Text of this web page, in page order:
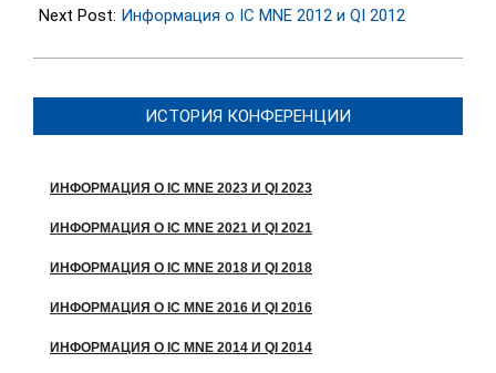
24
Next Post: Информация о IC MNE 2012 и QI 2012
ИСТОРИЯ КОНФЕРЕНЦИИ
ИНФОРМАЦИЯ О IC MNE 2023 И QI 2023
ИНФОРМАЦИЯ О IC MNE 2021 И QI 2021
ИНФОРМАЦИЯ О IC MNE 2018 И QI 2018
ИНФОРМАЦИЯ О IC MNE 2016 И QI 2016
ИНФОРМАЦИЯ О IC MNE 2014 И QI 2014